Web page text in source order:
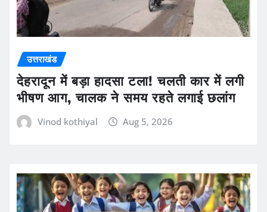
उत्तराखंड
देहरादून में बड़ा हादसा टला! चलती कार में लगी
भीषण आग, चालक ने समय रहते लगाई छलांग
Vinod kothiyal Aug 5, 2026